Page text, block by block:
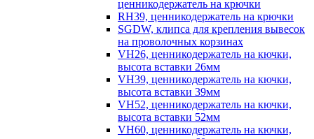
ценникодержатель на крючки
RH39, ценникодержатель на крючки
SGDW, клипса для крепления вывесок
на проволочных корзинах
VH26, ценникодержатель на кючки,
высота вставки 26мм
VH39, ценникодержатель на кючки,
высота вставки 39мм
VH52, ценникодержатель на кючки,
высота вставки 52мм
VH60, ценникодержатель на кючки,